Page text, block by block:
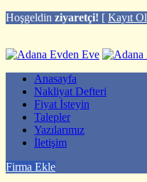
Hoşgeldin ziyaretçi! [ Kayıt Ol
Anasayfa
Nakliyat Defteri
Fiyat İsteyin
Talepler
Yazılarımız
İletişim
Firma Ekle